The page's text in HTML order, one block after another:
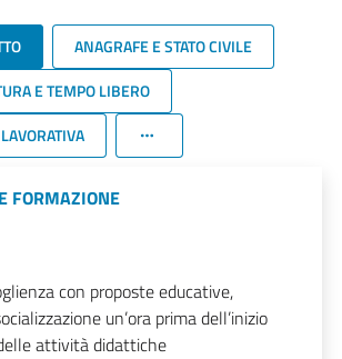
ANAGRAFE E STATO CIVILE
E TEMPO LIBERO
FORMAZIONE
con proposte educative,
un’ora prima dell’inizio
attività didattiche